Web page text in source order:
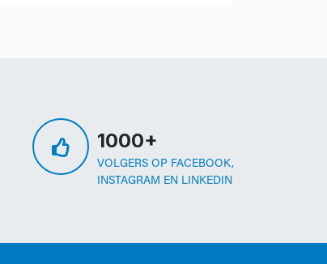
1000+
VOLGERS OP FACEBOOK,
INSTAGRAM EN LINKEDIN